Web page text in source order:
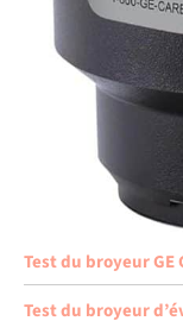
Test du broyeur GE
Test du broyeur